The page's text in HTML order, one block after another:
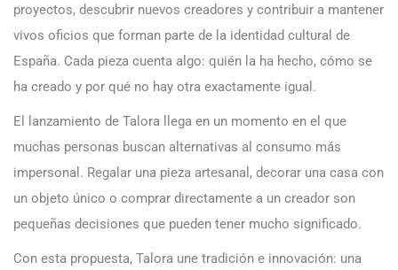
proyectos, descubrir nuevos creadores y contribuir a mantener
vivos oficios que forman parte de la identidad cultural de
España. Cada pieza cuenta algo: quién la ha hecho, cómo se
ha creado y por qué no hay otra exactamente igual.
El lanzamiento de Talora llega en un momento en el que
muchas personas buscan alternativas al consumo más
impersonal. Regalar una pieza artesanal, decorar una casa con
un objeto único o comprar directamente a un creador son
pequeñas decisiones que pueden tener mucho significado.
Con esta propuesta, Talora une tradición e innovación: una